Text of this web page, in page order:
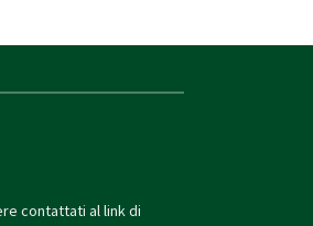
contattati al link di